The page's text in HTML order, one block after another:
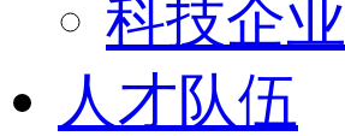
科技企业
人才队伍